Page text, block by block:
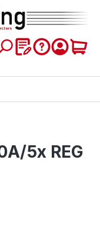
5x REG